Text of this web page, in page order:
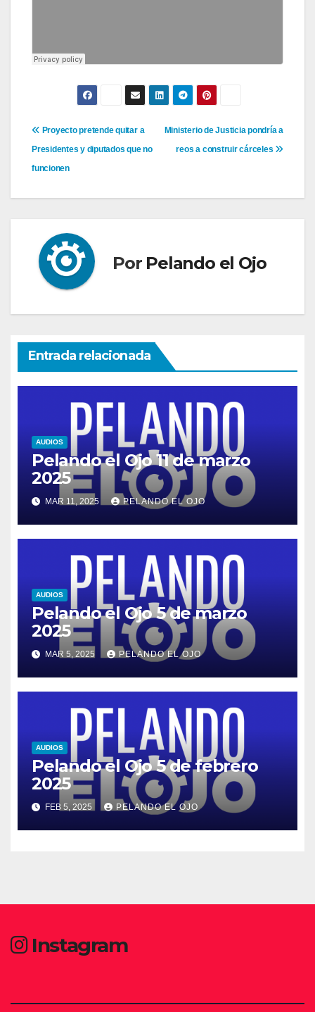
Navegación
de
entradas
Ministerio de Justicia pondría a
reos a construir cárceles
Proyecto pretende quitar a
Presidentes y diputados que no
funcionen
Por Pelando el Ojo
Entrada relacionada
AUDIOS
Pelando el Ojo 11 de marzo
2025
MAR 11, 2025 PELANDO EL OJO
AUDIOS
Pelando el Ojo 5 de marzo
2025
MAR 5, 2025 PELANDO EL OJO
AUDIOS
Pelando el Ojo 5 de febrero
2025
FEB 5, 2025 PELANDO EL OJO
Instagram